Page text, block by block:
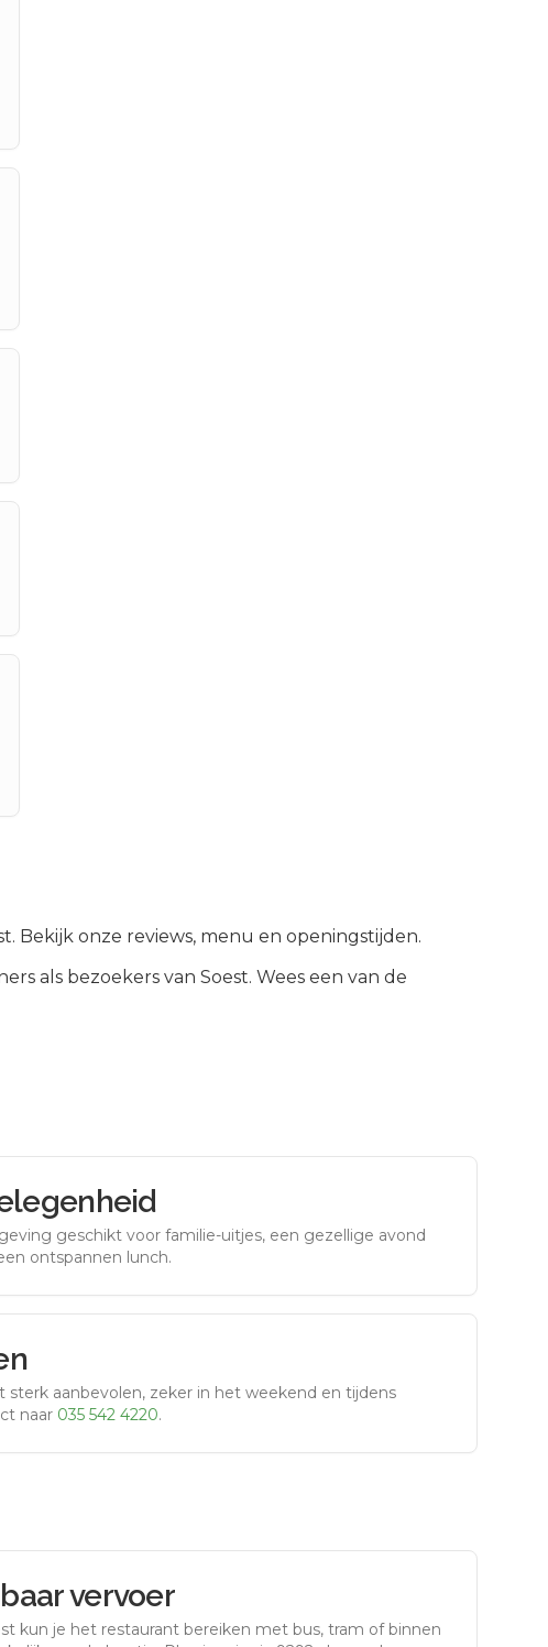
Bekijk onze reviews, menu en openingstijden.
als bezoekers van Soest. Wees een van de
geschikt voor familie-uitjes, een gezellige avond
ontspannen lunch.
sterk aanbevolen, zeker in het weekend en tijdens
naar 035 542 4220.
vervoer
kun je het restaurant bereiken met bus, tram of binnen